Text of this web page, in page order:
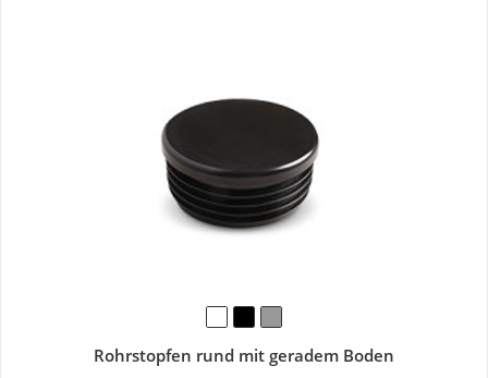
Rohrstopfen rund mit geradem Boden